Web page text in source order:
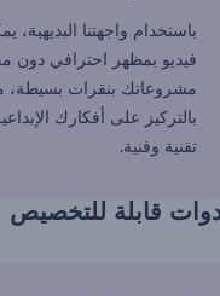
باستخدام واجهتنا البديهية،
فيديو بمظهر احترافي
مشروعاتك بنقرات بسيطة،
بالتركيز على أفكارك
تقنية وفنية.
قابلة للتخصيص